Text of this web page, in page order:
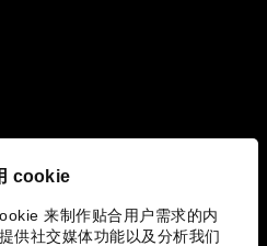
cookie
来制作贴合用户需求的内
供社交媒体功能以及分析我们